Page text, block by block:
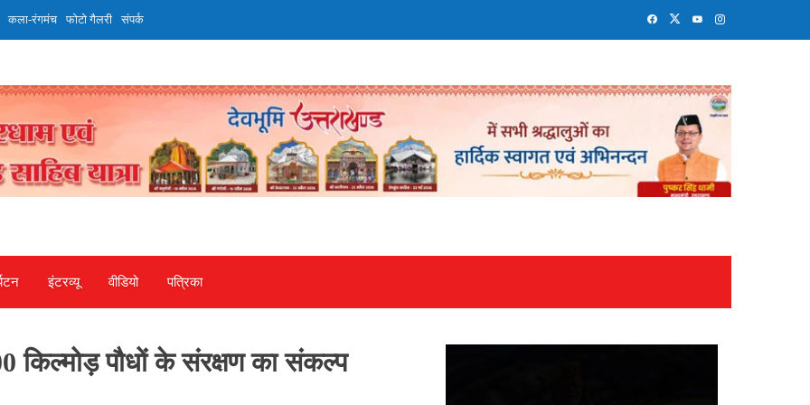
कला-रंगमंच फोटो गैलरी संपर्क
इंटरव्‍यू वीडियो पत्रिका
किल्मोड़ पौधों के संरक्षण का संकल्प